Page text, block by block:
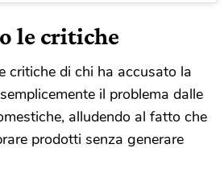
le critiche
critiche di chi ha accusato la
il problema dalle
alludendo al fatto che
prodotti senza generare